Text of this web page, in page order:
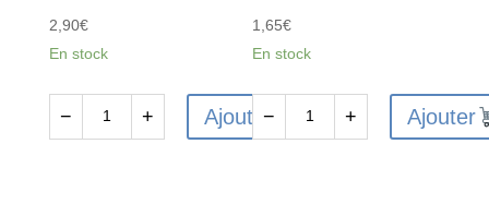
2,90€
En stock
− + Ajouter
1,65€
En stock
− + Ajouter